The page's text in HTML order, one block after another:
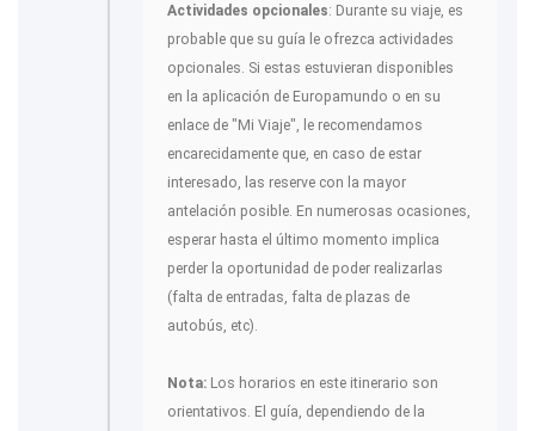
Actividades opcionales: Durante su viaje, es
probable que su guía le ofrezca actividades
opcionales. Si estas estuvieran disponibles
en la aplicación de Europamundo o en su
enlace de "Mi Viaje", le recomendamos
encarecidamente que, en caso de estar
interesado, las reserve con la mayor
antelación posible. En numerosas ocasiones,
esperar hasta el último momento implica
perder la oportunidad de poder realizarlas
(falta de entradas, falta de plazas de
autobús, etc).
Nota: Los horarios en este itinerario son
orientativos. El guía, dependiendo de la